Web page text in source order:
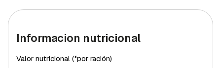
Informacion nutricional
Valor nutricional (*por ración)